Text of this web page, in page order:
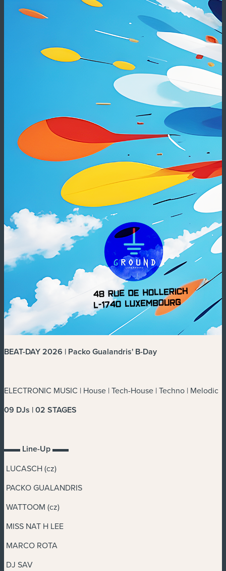
BEAT-DAY 2026 | Packo Gualandris' B-Day
ELECTRONIC MUSIC | House | Tech-House | Techno | Melodic
09 DJs | 02 STAGES
▬▬ Line-Up ▬▬
LUCASCH (cz)
PACKO GUALANDRIS
WATTOOM (cz)
MISS NAT H LEE
MARCO ROTA
DJ SAV